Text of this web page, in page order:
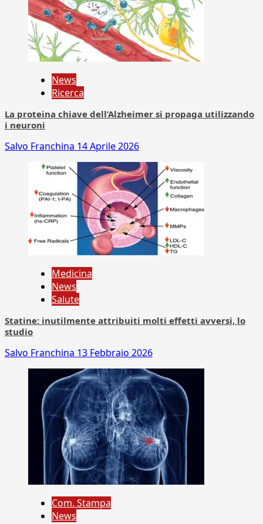
News
Ricerca
La proteina chiave dell’Alzheimer si propaga utilizzando
i neuroni
Salvo Franchina 14 Aprile 2026
Medicina
News
Salute
Statine: inutilmente attribuiti molti effetti avversi, lo
studio
Salvo Franchina 13 Febbraio 2026
Com. Stampa
News